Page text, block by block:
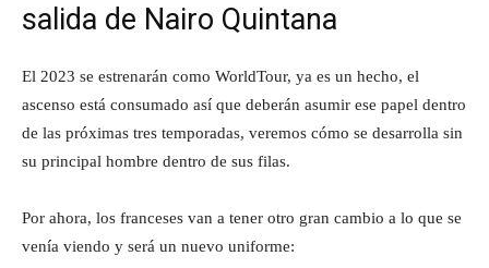
salida de Nairo Quintana
El 2023 se estrenarán como WorldTour, ya es un hecho, el
ascenso está consumado así que deberán asumir ese papel dentro
de las próximas tres temporadas, veremos cómo se desarrolla sin
su principal hombre dentro de sus filas.
Por ahora, los franceses van a tener otro gran cambio a lo que se
venía viendo y será un nuevo uniforme: